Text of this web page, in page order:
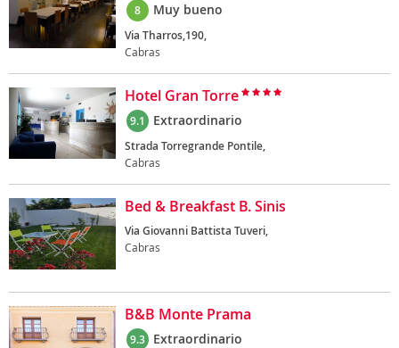
8 Muy bueno
Via Tharros,190,
Cabras
Hotel Gran Torre
9.1 Extraordinario
Strada Torregrande Pontile,
Cabras
Bed & Breakfast B. Sinis
Via Giovanni Battista Tuveri,
Cabras
B&B Monte Prama
9.3 Extraordinario